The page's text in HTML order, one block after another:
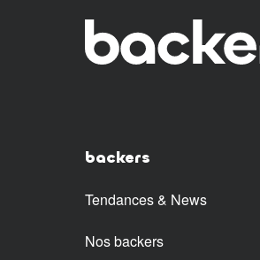
backers
Tendances & News
Nos backers